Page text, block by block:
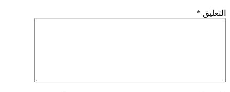
التعليق *